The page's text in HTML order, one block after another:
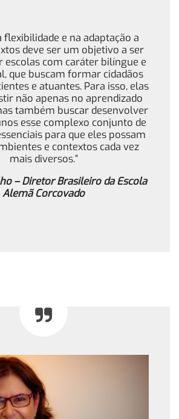
flexibilidade e na adaptação a
deve ser um objetivo a ser
escolas com caráter bilíngue e
que buscam formar cidadãos
e atuantes. Para isso, elas
não apenas no aprendizado
também buscar desenvolver
esse complexo conjunto de
para que eles possam
e contextos cada vez
mais diversos.”
– Diretor Brasileiro da Escola
Alemã Corcovado